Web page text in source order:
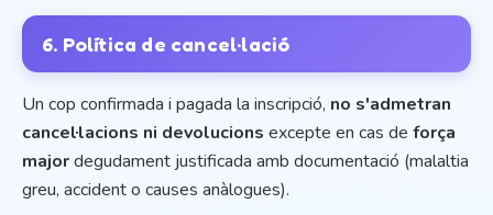
6. Política de cancel·lació
Un cop confirmada i pagada la inscripció, no s'admetran
cancel·lacions ni devolucions excepte en cas de força
majordegudament justificada amb documentació (malaltia
greu, accident o causes anàlogues).